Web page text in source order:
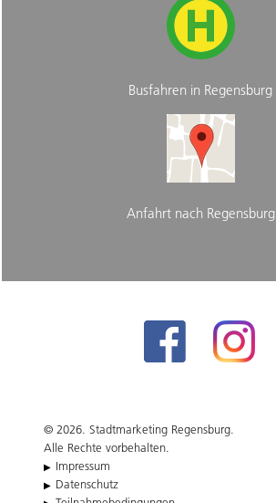
Busfahren in Regensburg
Anfahrt nach Regensburg
© 2026. Stadtmarketing Regensburg.
Alle Rechte vorbehalten.
Impressum
Datenschutz